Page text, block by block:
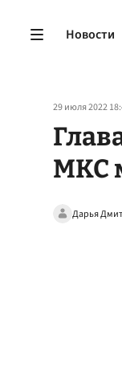
Новости
29 июля 2022
МКС
Дарья